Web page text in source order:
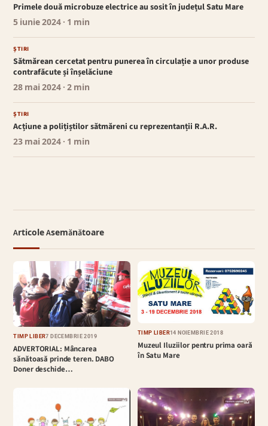
Primele două microbuze electrice au sosit în județul Satu Mare
5 iunie 2024 · 1 min
ȘTIRI
Sătmărean cercetat pentru punerea în circulație a unor produse
contrafăcute și înșelăciune
28 mai 2024 · 2 min
ȘTIRI
Acțiune a polițiștilor sătmăreni cu reprezentanții R.A.R.
23 mai 2024 · 1 min
Articole Asemănătoare
TIMP LIBER7 DECEMBRIE 2019
ADVERTORIAL: Mâncarea
sănătoasă prinde teren. DABO
Doner deschide…
TIMP LIBER14 NOIEMBRIE 2018
Muzeul Iluziilor pentru prima oară
în Satu Mare